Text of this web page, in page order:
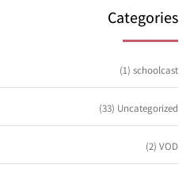
Categories
schoolcast
(1)
Uncategorized
(33)
VOD
(2)